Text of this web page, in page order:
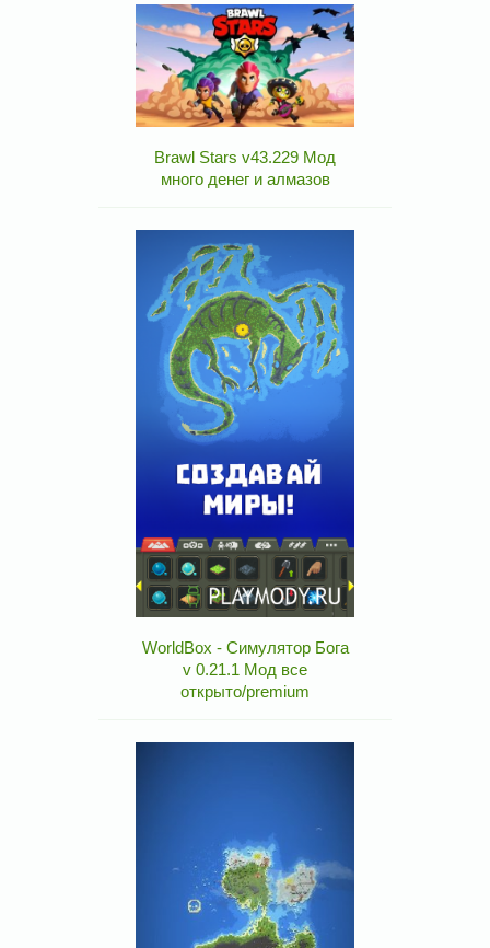
Brawl Stars v43.229 Мод
много денег и алмазов
WorldBox - Симулятор Бога
v 0.21.1 Мод все
открыто/premium